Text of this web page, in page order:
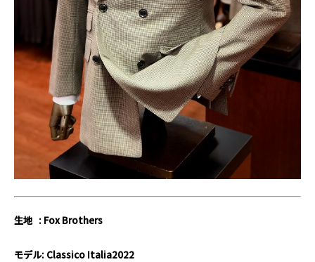
生地 : Fox Brothers
モデル: Classico Italia2022